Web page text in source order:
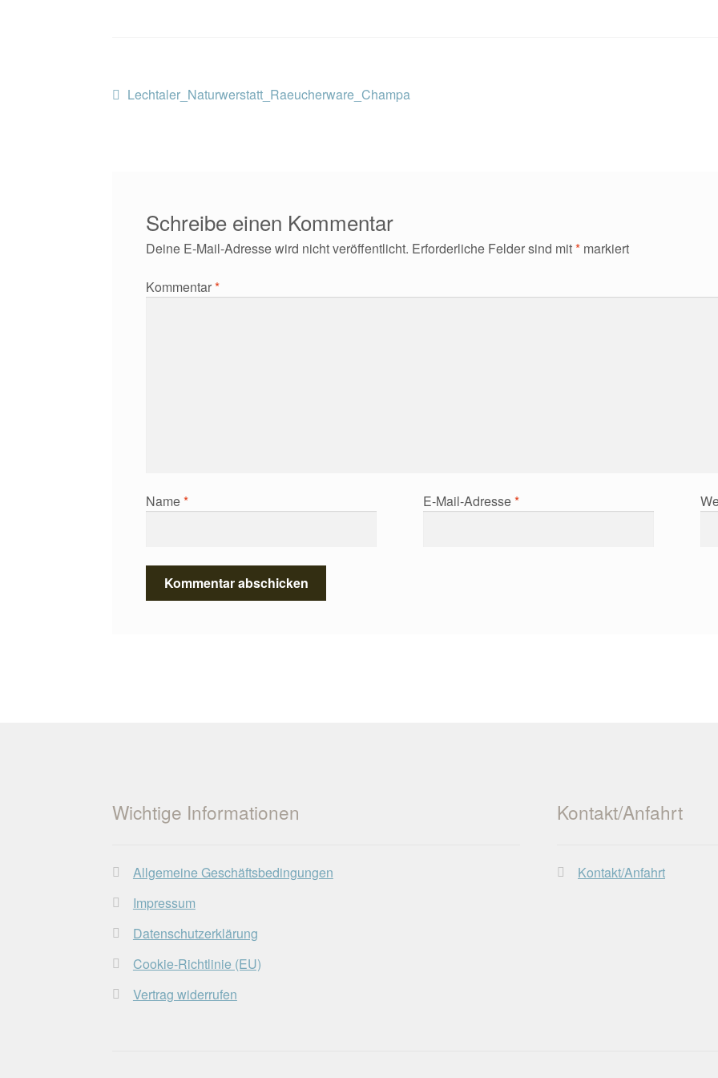
Beitragsnavigation
Vorheriger
Lechtaler_Naturwerstatt_Raeucherware_Champa
Schreibe einen Kommentar
Deine E-Mail-Adresse wird nicht veröffentlicht. Erforderliche Felder sind mit*markiert
Kommentar*
Name* E-Mail-Adresse*
Wichtige Informationen
Allgemeine Geschäftsbedingungen
Impressum
Datenschutzerklärung
Cookie-Richtlinie (EU)
Vertrag widerrufen
Kontakt/Anfahrt
Kontakt/Anfahrt